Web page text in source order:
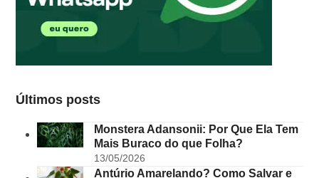
Últimos posts
Monstera Adansonii: Por Que Ela Tem
Mais Buraco do que Folha?
13/05/2026
Antúrio Amarelando? Como Salvar e